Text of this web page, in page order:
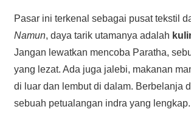
Pasar ini terkenal sebagai pusat tekstil
Namun, daya tarik utamanya adalah
Jangan lewatkan mencoba Paratha,
yang lezat. Ada juga jalebi, makanan
di luar dan lembut di dalam. Berbelanja
sebuah petualangan indra yang lengkap.